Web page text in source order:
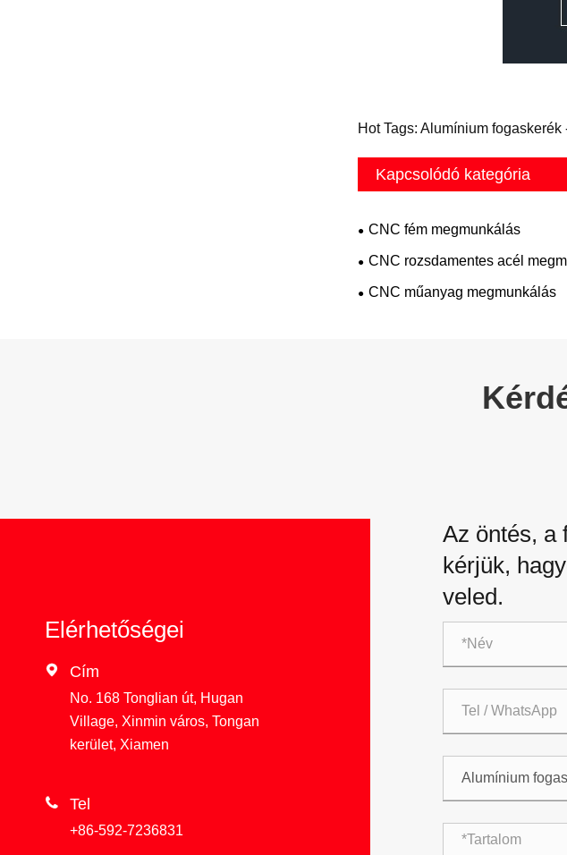
Hot Tags: Alumínium
Kapcsolódó kategória
CNC fém megmunkálás
CNC rozsdamentes acél
CNC műanyag megmunkálás
Elérhetőségei
 Cím
No. 168 Tonglian út, Hugan
Village, Xinmin város, Tongan
kerület, Xiamen
 Tel
+86-592-7236831
Az öntés, a
kérjük,
veled.